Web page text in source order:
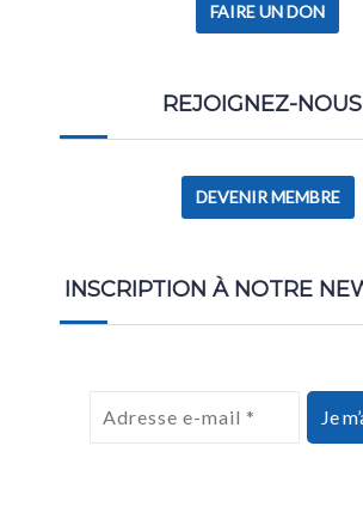
FAIRE UN DON
REJOIGNEZ-
DEVENIR MEMBRE
INSCRIPTION À NOTRE